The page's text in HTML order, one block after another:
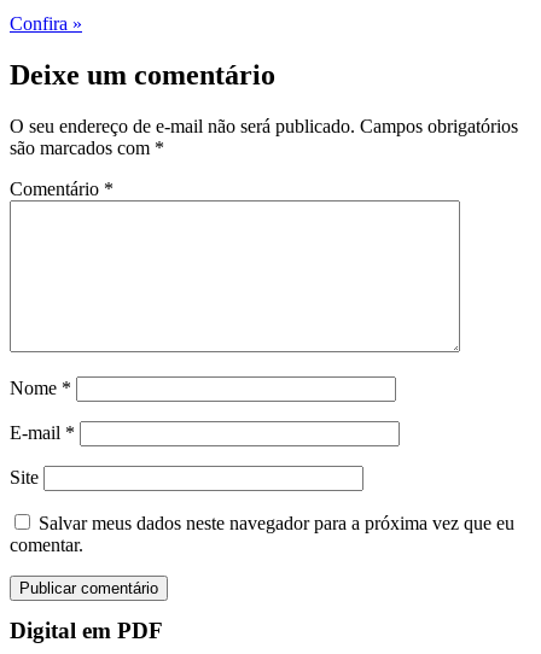
Confira »
Deixe um comentário
O seu endereço de e-mail não será publicado. Campos obrigatórios
são marcados com *
Comentário *
Nome *
E-mail *
Site
Salvar meus dados neste navegador para a próxima vez que eu
comentar.
Digital em PDF